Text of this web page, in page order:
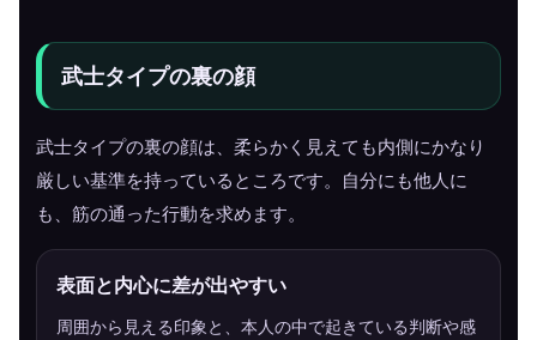
武士タイプの裏の顔
武士タイプの裏の顔は、柔らかく見えても内側にかなり
厳しい基準を持っているところです。自分にも他人に
も、筋の通った行動を求めます。
表面と内心に差が出やすい
周囲から見える印象と、本人の中で起きている判断や感